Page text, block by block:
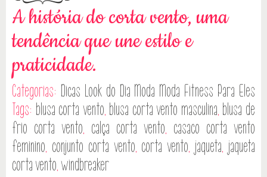
A história do corta vento, uma
tendência que une estilo e
praticidade.
Categorias: Dicas Look do Dia Moda Moda Fitness Para Eles
Tags: blusa corta vento, blusa corta vento masculina, blusa de
frio corta vento, calça corta vento, casaco corta vento
feminino, conjunto corta vento, corta vento, jaqueta, jaqueta
corta vento,windbreaker